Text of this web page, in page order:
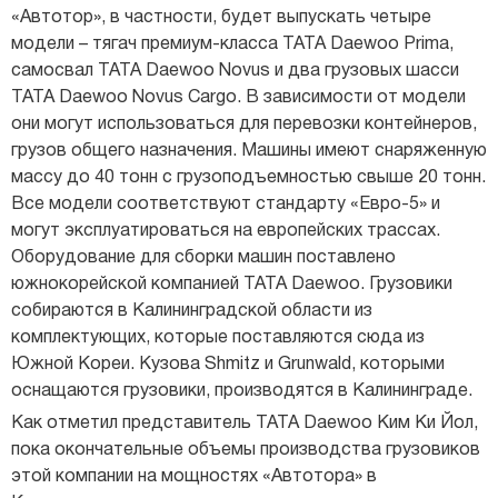
«Автотор», в частности, будет выпускать четыре
модели – тягач премиум-класса TATA Daewoo Prima,
самосвал TATA Daewoo Novus и два грузовых шасси
TATA Daewoo Novus Cargo. В зависимости от модели
они могут использоваться для перевозки контейнеров,
грузов общего назначения. Машины имеют снаряженную
массу до 40 тонн с грузоподъемностью свыше 20 тонн.
Все модели соответствуют стандарту «Евро-5» и
могут эксплуатироваться на европейских трассах.
Оборудование для сборки машин поставлено
южнокорейской компанией TATA Daewoo. Грузовики
собираются в Калининградской области из
комплектующих, которые поставляются сюда из
Южной Кореи. Кузова Shmitz и Grunwald, которыми
оснащаются грузовики, производятся в Калининграде.
Как отметил представитель TATA Daewoo Ким Ки Йол,
пока окончательные объемы производства грузовиков
этой компании на мощностях «Автотора» в